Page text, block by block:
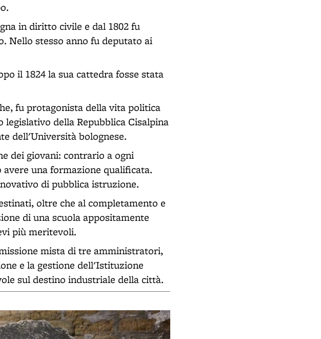
in diritto civile e dal 1802 fu
Nello stesso anno fu deputato ai
il 1824 la sua cattedra fosse stata
fu protagonista della vita politica
della Repubblica Cisalpina
dell'Università bolognese.
dei giovani: contrario a ogni
una formazione qualificata.
di pubblica istruzione.
oltre che al completamento e
di una scuola appositamente
più meritevoli.
mista di tre amministratori,
e la gestione dell'Istituzione
sul destino industriale della città.